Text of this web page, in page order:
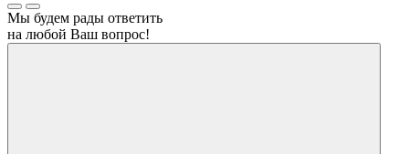
Мы будем рады ответить
на любой Ваш вопрос!